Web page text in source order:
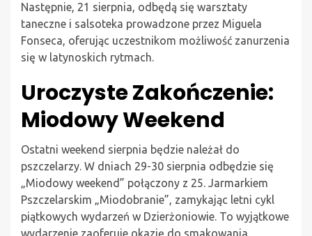
Następnie, 21 sierpnia, odbędą się warsztaty
taneczne i salsoteka prowadzone przez Miguela
Fonseca, oferując uczestnikom możliwość zanurzenia
się w latynoskich rytmach.
Uroczyste Zakończenie:
Miodowy Weekend
Ostatni weekend sierpnia będzie należał do
pszczelarzy. W dniach 29-30 sierpnia odbędzie się
„Miodowy weekend” połączony z 25. Jarmarkiem
Pszczelarskim „Miodobranie”, zamykając letni cykl
piątkowych wydarzeń w Dzierżoniowie. To wyjątkowe